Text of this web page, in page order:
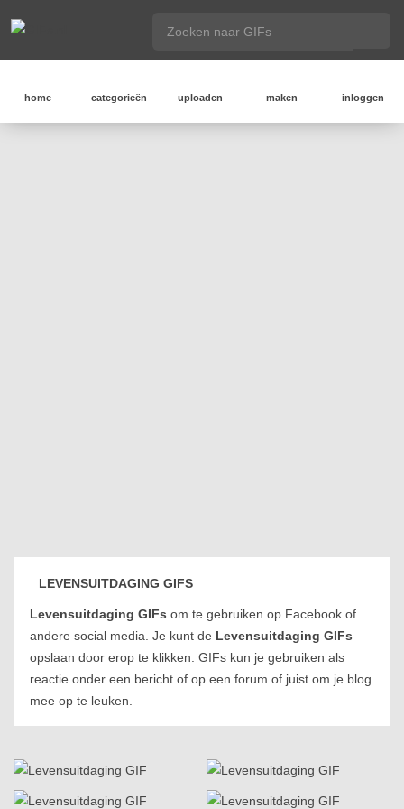
home categorieën uploaden maken inloggen
LEVENSUITDAGING GIFS
Levensuitdaging GIFs om te gebruiken op Facebook of
andere social media. Je kunt de Levensuitdaging GIFs
opslaan door erop te klikken. GIFs kun je gebruiken als
reactie onder een bericht of op een forum of juist om je blog
mee op te leuken.